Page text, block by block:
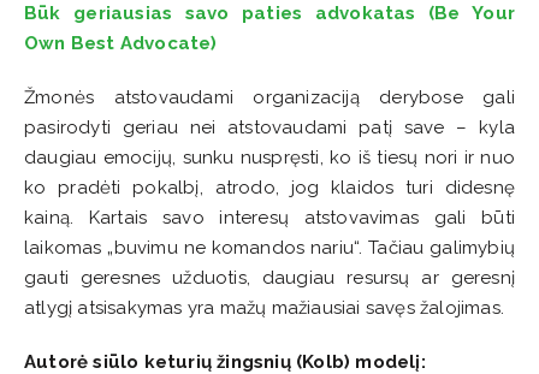
Būk geriausias savo paties advokatas (Be Your
Own Best Advocate)
Žmonės atstovaudami organizaciją derybose gali
pasirodyti geriau nei atstovaudami patį save – kyla
daugiau emocijų, sunku nuspręsti, ko iš tiesų nori ir nuo
ko pradėti pokalbį, atrodo, jog klaidos turi didesnę
kainą. Kartais savo interesų atstovavimas gali būti
laikomas „buvimu ne komandos nariu“. Tačiau galimybių
gauti geresnes užduotis, daugiau resursų ar geresnį
atlygį atsisakymas yra mažų mažiausiai savęs žalojimas.
Autorė siūlo keturių žingsnių (Kolb) modelį: